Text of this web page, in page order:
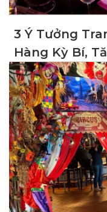
3 Ý Tưởng
Hàng Kỳ Bí,
Gian